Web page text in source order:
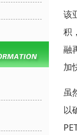
该
积
融
加
虽
以